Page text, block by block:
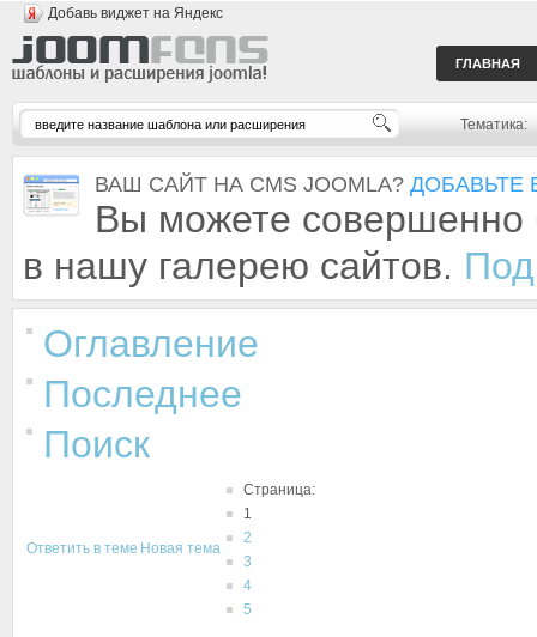
Добавь виджет на Яндекс
ГЛАВНАЯ
Тематика:
ВАШ САЙТ НА CMS JOOMLA? ДОБАВЬТЕ
Вы можете совершенно
в нашу галерею сайтов.
Оглавление
Последнее
Поиск
Ответить в теме Новая тема
Страница:
1
2
3
4
5